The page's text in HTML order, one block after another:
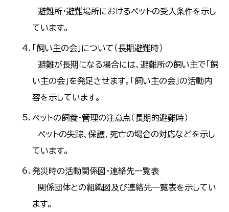
避難所・避難場所におけるペットの受入条件を示し
ています。
「飼い主の会」について（長期避難時）
避難が長期になる場合には、避難所の飼い主で「飼
い主の会」を発足させます。「飼い主の会」の活動内
容を示しています。
ペットの飼養・管理の注意点（長期的避難時）
ペットの失踪、保護、死亡の場合の対応などを示し
ています。
発災時の活動関係図・連絡先一覧表
関係団体との組織図及び連絡先一覧表を示してい
ます。